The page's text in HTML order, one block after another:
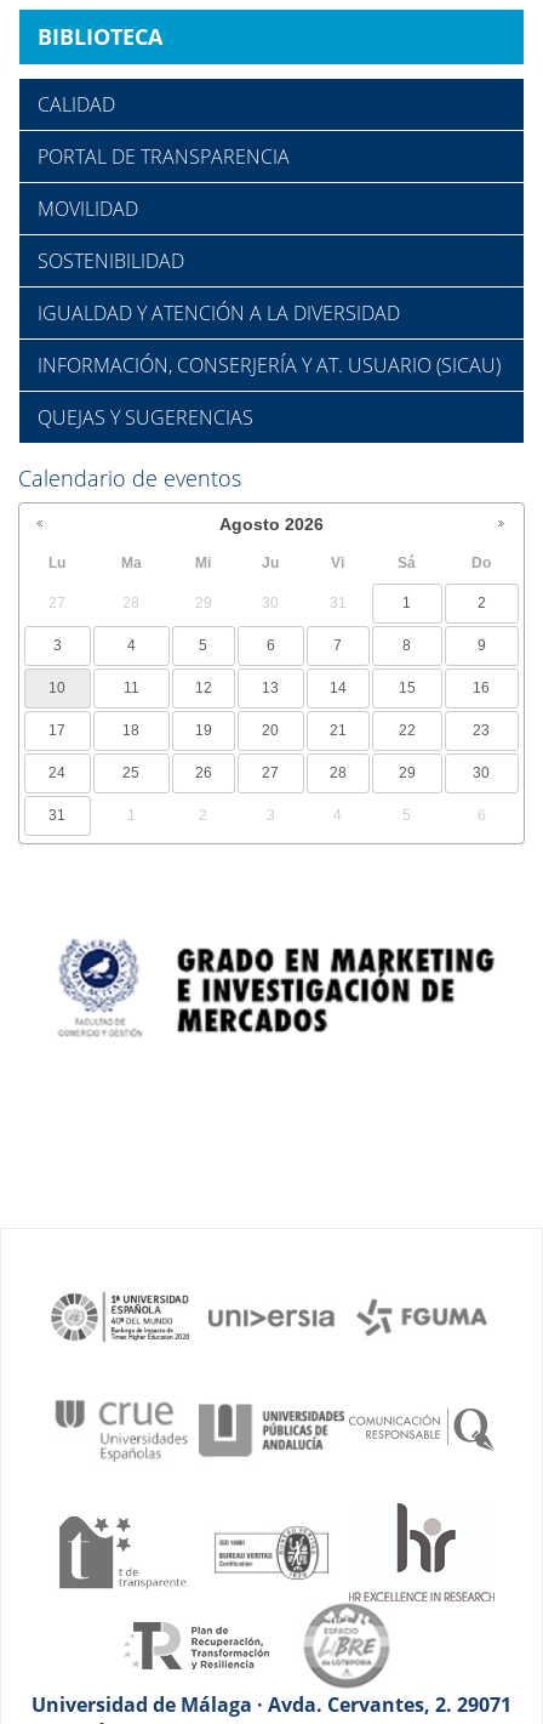
BIBLIOTECA
CALIDAD
PORTAL DE TRANSPARENCIA
MOVILIDAD
SOSTENIBILIDAD
IGUALDAD Y ATENCIÓN A LA DIVERSIDAD
INFORMACIÓN, CONSERJERÍA Y AT. USUARIO (SICAU)
QUEJAS Y SUGERENCIAS
Calendario de eventos
Agosto 2026
Lu Ma Mi Ju Vi Sá Do
27 28 29 30 31 1 2
3 4 5 6 7 8 9
10 11 12 13 14 15 16
17 18 19 20 21 22 23
24 25 26 27 28 29 30
31 1 2 3 4 5 6
Universidad de Málaga · Avda. Cervantes, 2. 29071